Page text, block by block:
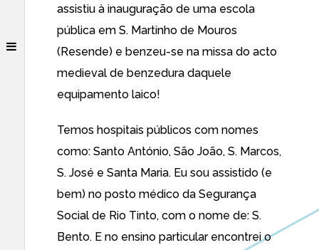
assistiu à inauguração de uma escola
pública em S. Martinho de Mouros
(Resende) e benzeu-se na missa do acto
medieval de benzedura daquele
equipamento laico!
Temos hospitais públicos com nomes
como: Santo António, São João, S. Marcos,
S. José e Santa Maria. Eu sou assistido (e
bem) no posto médico da Segurança
Social de Rio Tinto, com o nome de: S.
Bento. E no ensino particular encontrei o